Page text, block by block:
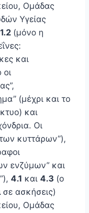
Ομάδας
Υγείας
1.2 (μόνο η
και
οι
(μέχρι και το
και
Οι
κυττάρων”),
ενζύμων” και
4.1 και 4.3 (ο
σε ασκήσεις)
Ομάδας